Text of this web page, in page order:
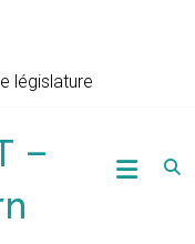
législature
–